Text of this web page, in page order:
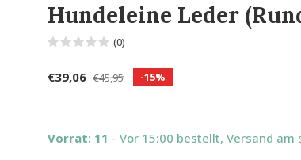
Hundeleine Leder
(0)
€39,06 €45,95 -15%
Vorrat: 11 - Vor 15:00 bestellt, Versand am